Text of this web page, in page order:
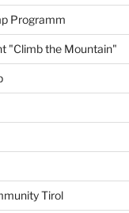
Programm
"Climb the Mountain"
Tirol